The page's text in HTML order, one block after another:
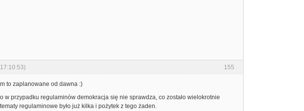
155
to zaplanowane od dawna :)
przypadku regulaminów demokracja się nie sprawdza, co zostało wielokrotnie
regulaminowe było już kilka i pożytek z tego żaden.